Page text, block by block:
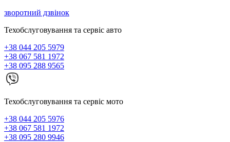
зворотний дзвінок
Техобслуговування та сервіс авто
+38 044 205 5979
+38 067 581 1972
+38 095 288 9565
Техобслуговування та сервіс мото
+38 044 205 5976
+38 067 581 1972
+38 095 280 9946